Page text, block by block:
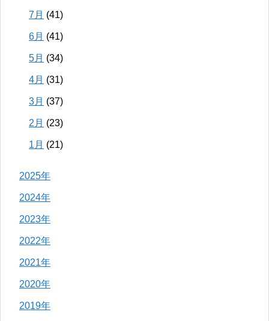
7月 (41)
6月 (41)
5月 (34)
4月 (31)
3月 (37)
2月 (23)
1月 (21)
2025年
2024年
2023年
2022年
2021年
2020年
2019年